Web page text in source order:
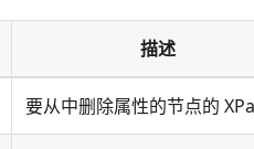
描述
要从中删除属性的节点的